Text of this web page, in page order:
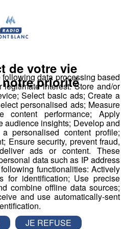
été réveillés la nuit dernière
Ils ont la surprise de
piscine. L’animal divaguait
les secours. Il a fallu
à l’aide d’un tracteur
prêté par un voisin.
data processing based
interest: Store and/or
Select basic ads; Create a
personalised ads; Measure
content performance; Apply
audience insights; Develop and
personalised content profile;
Ensure security, prevent fraud,
ads or content. These
data such as IP address
functionalities: Actively
for identification; Use precise
combine offline data sources;
and use automatically-sent
de votre vie
priorité
JE REFUSE